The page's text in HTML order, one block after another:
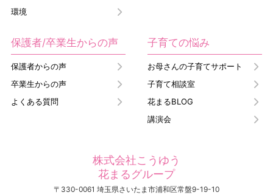
環境
保護者/卒業生からの声
保護者からの声
卒業生からの声
よくある質問
子育ての悩み
お母さんの子育てサポート
子育て相談室
花まるBLOG
講演会
株式会社こうゆう
花まるグループ
〒330-0061 埼玉県さいたま市浦和区常盤9-19-10